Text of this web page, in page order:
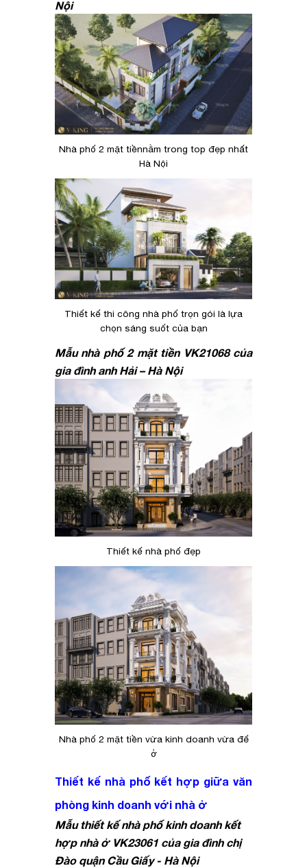
Nội
Nhà phố 2 mặt tiềnnằm trong top đẹp nhất
Hà Nội
Thiết kế thi công nhà phố trọn gói là lựa
chọn sáng suốt của bạn
Mẫu nhà phố 2 mặt tiền VK21068 của
gia đình anh Hải – Hà Nội
Thiết kế nhà phố đẹp
Nhà phố 2 mặt tiền vừa kinh doanh vừa để
ở
Thiết kế nhà phố kết hợp giữa văn
phòng kinh doanh với nhà ở
Mẫu thiết kế nhà phố kinh doanh kết
hợp nhà ở VK23061 của gia đình chị
Đào quận Cầu Giấy - Hà Nội